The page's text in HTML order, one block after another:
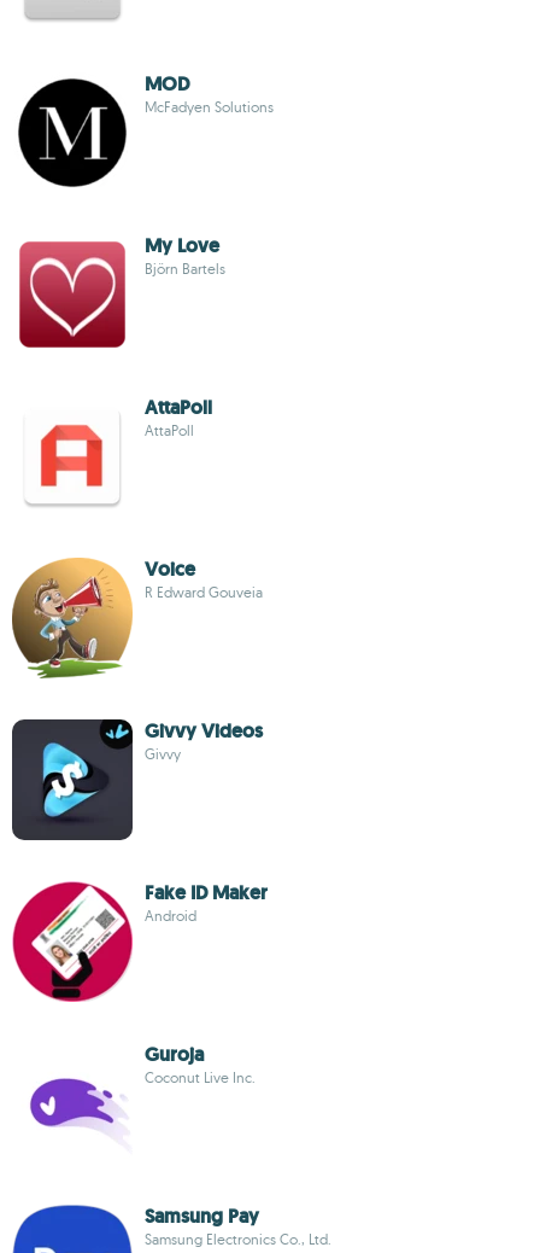
MOD
McFadyen Solutions
My Love
Björn Bartels
AttaPoll
AttaPoll
Voice
R Edward Gouveia
Givvy Videos
Givvy
Fake ID Maker
Android
Guroja
Coconut Live Inc.
Samsung Pay
Samsung Electronics Co., Ltd.